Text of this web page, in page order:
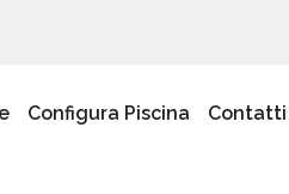
Configura Piscina Contatti